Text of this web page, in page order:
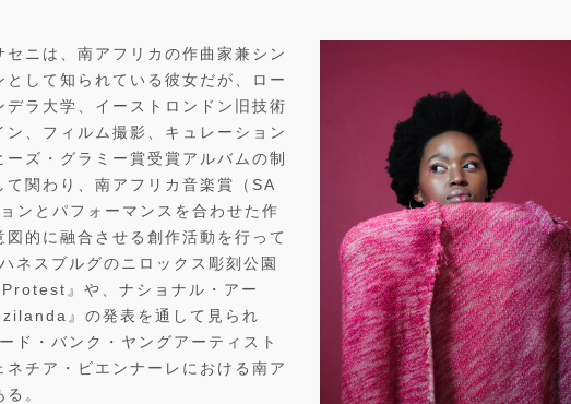
ニは、南アフリカの作曲家兼シン
して知られている彼女だが、ロー
ラ大学、イーストロンドン旧技術
、フィルム撮影、キュレーション
ズ・グラミー賞受賞アルバムの制
関わり、南アフリカ音楽賞（SA
ンとパフォーマンスを合わせた作
的に融合させる創作活動を行って
ネスブルグのニロックス彫刻公園
』や、ナショナル・アー
』の発表を通して見られ
ド・バンク・ヤングアーティスト
チア・ビエンナーレにおける南ア
。